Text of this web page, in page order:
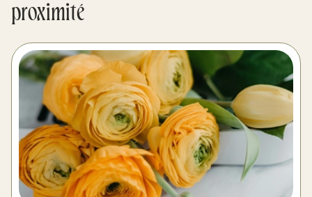
proximité